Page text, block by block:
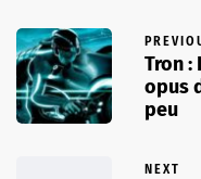
Tron
opus
peu
NEXT